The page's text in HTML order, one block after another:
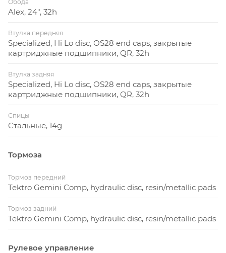
Обода
Alex, 24", 32h
Втулка передняя
Specialized, Hi Lo disc, OS28 end caps, закрытые
картриджные подшипники, QR, 32h
Втулка задняя
Specialized, Hi Lo disc, OS28 end caps, закрытые
картриджные подшипники, QR, 32h
Спицы
Стальные, 14g
Тормоза
Тормоз передний
Tektro Gemini Comp, hydraulic disc, resin/metallic pads
Тормоз задний
Tektro Gemini Comp, hydraulic disc, resin/metallic pads
Рулевое управление